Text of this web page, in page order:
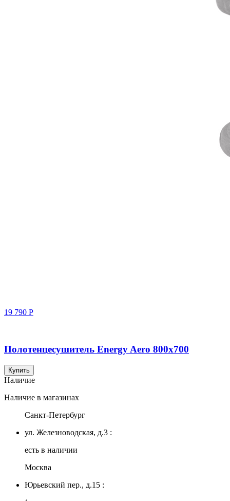
19 790 Р
Полотенцесушитель Energy Aero 800x700
Купить
Наличие
Наличие в магазинах
Санкт-Петербург
ул. Железноводская, д.3 :
есть в наличии
Москва
Юрьевский пер., д.15 :